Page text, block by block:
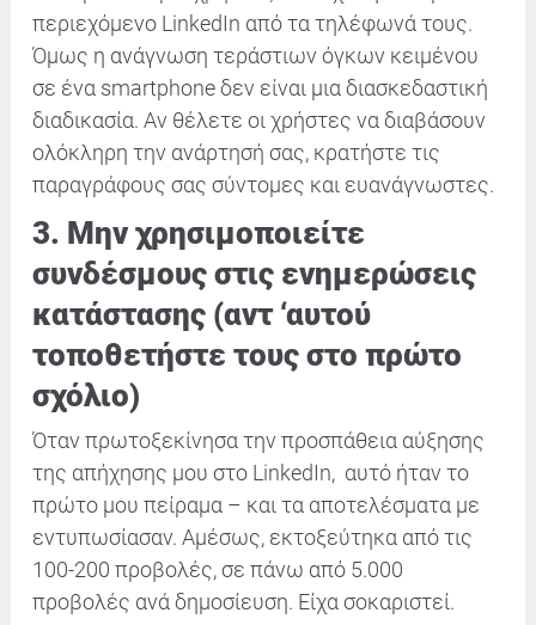
περιεχόμενο LinkedIn από τα τηλέφωνά τους.
Όμως η ανάγνωση τεράστιων όγκων κειμένου
σε ένα smartphone δεν είναι μια διασκεδαστική
διαδικασία. Αν θέλετε οι χρήστες να διαβάσουν
ολόκληρη την ανάρτησή σας, κρατήστε τις
παραγράφους σας σύντομες και ευανάγνωστες.
3. Μην χρησιμοποιείτε
συνδέσμους στις ενημερώσεις
κατάστασης (αντ ‘αυτού
τοποθετήστε τους στο πρώτο
σχόλιο)
Όταν πρωτοξεκίνησα την προσπάθεια αύξησης
της απήχησης μου στο LinkedIn, αυτό ήταν το
πρώτο μου πείραμα – και τα αποτελέσματα με
εντυπωσίασαν. Αμέσως, εκτοξεύτηκα από τις
100-200 προβολές, σε πάνω από 5.000
προβολές ανά δημοσίευση. Είχα σοκαριστεί.